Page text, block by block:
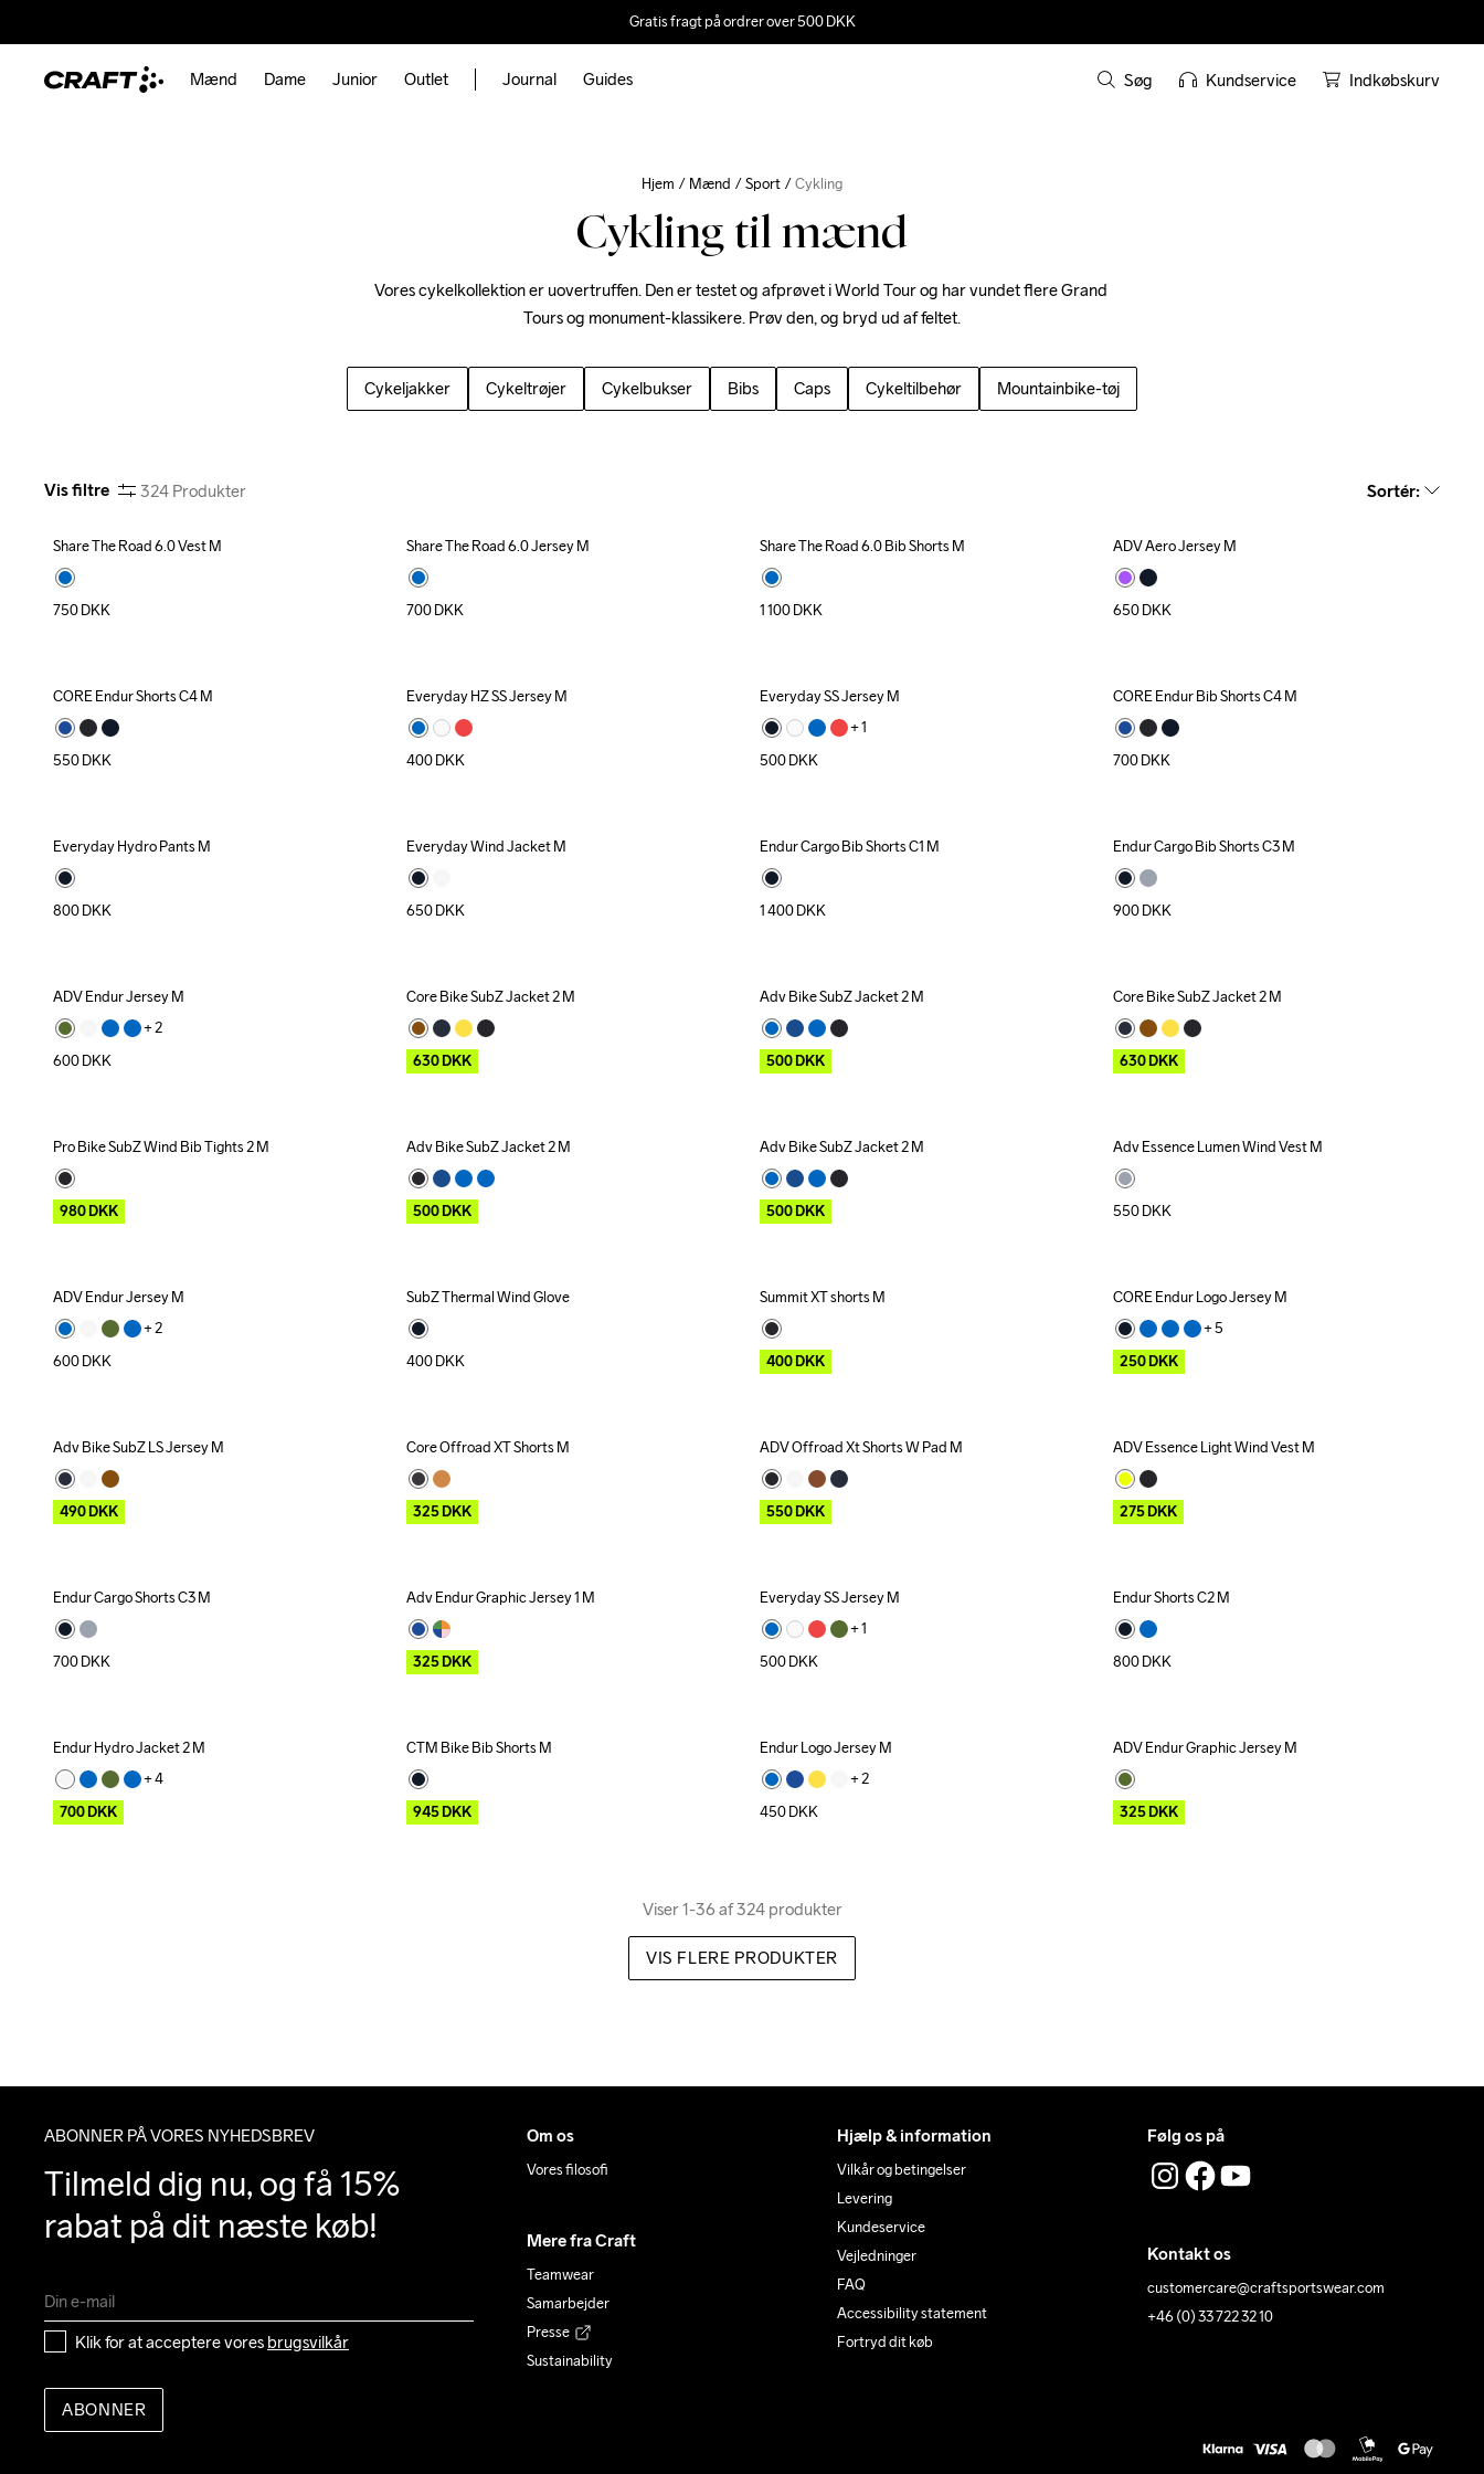
Gratis fragt på ordrer over 500 DKK
Mænd Dame Junior Outlet Journal Guides Søg Kundservice Indkøbskurv
Hjem Mænd Sport Cykling
Cykling til mænd
Vores cykelkollektion er uovertruffen. Den er testet og afprøvet i World Tour og har vundet flere Grand
Tours og monument-klassikere. Prøv den, og bryd ud af feltet.
Cykeljakker Cykeltrøjer Cykelbukser Bibs Caps Cykeltilbehør Mountainbike-tøj
Vis filtre 324 Produkter Sortér:
Share The Road 6.0 Vest M
750DKK
Share The Road 6.0 Jersey M
700DKK
Share The Road 6.0 Bib Shorts M
1 100DKK
ADV Aero Jersey M
650DKK
CORE Endur Shorts C4 M
550DKK
Everyday HZ SS Jersey M
400DKK
Everyday SS Jersey M
+ 1
500DKK
CORE Endur Bib Shorts C4 M
700DKK
Everyday Hydro Pants M
800DKK
Everyday Wind Jacket M
650DKK
Endur Cargo Bib Shorts C1 M
1 400DKK
Endur Cargo Bib Shorts C3 M
900DKK
ADV Endur Jersey M
+ 2
600DKK
Outlet
Core Bike SubZ Jacket 2 M
630DKK
Outlet
Adv Bike SubZ Jacket 2 M
500DKK
Outlet
Core Bike SubZ Jacket 2 M
630DKK
Outlet
Pro Bike SubZ Wind Bib Tights 2 M
980DKK
Outlet
Adv Bike SubZ Jacket 2 M
500DKK
Outlet
Adv Bike SubZ Jacket 2 M
500DKK
Adv Essence Lumen Wind Vest M
550DKK
ADV Endur Jersey M
+ 2
600DKK
New
SubZ Thermal Wind Glove
400DKK
Outlet
Summit XT shorts M
400DKK
Outlet
CORE Endur Logo Jersey M
+ 5
250DKK
Outlet
Adv Bike SubZ LS Jersey M
490DKK
Outlet
Core Offroad XT Shorts M
325DKK
Outlet
ADV Offroad Xt Shorts W Pad M
550DKK
Outlet Recycled
ADV Essence Light Wind Vest M
275DKK
Endur Cargo Shorts C3 M
700DKK
Outlet
Adv Endur Graphic Jersey 1 M
325DKK
Everyday SS Jersey M
+ 1
500DKK
Endur Shorts C2 M
800DKK
Outlet
Endur Hydro Jacket 2 M
+ 4
700DKK
Outlet
CTM Bike Bib Shorts M
945DKK
Endur Logo Jersey M
+ 2
450DKK
Outlet
ADV Endur Graphic Jersey M
325DKK
Viser 1-36 af 324 produkter
VIS FLERE PRODUKTER
ABONNER PÅ VORES NYHEDSBREV
Tilmeld dig nu, og få 15%
rabat på dit næste køb!
Klik for at acceptere vores brugsvilkår
ABONNER
Om os
Vores filosofi
Mere fra Craft
Teamwear
Samarbejder
Presse
Sustainability
Hjælp & information
Vilkår og betingelser
Levering
Kundeservice
Vejledninger
FAQ
Accessibility statement
Fortryd dit køb
Følg os på
Kontakt os
customercare@craftsportswear.com
+46 (0) 33 722 32 10